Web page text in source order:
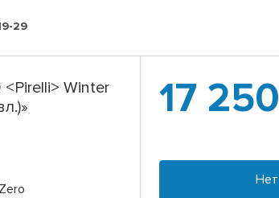
29
Winter
17 250
Нет